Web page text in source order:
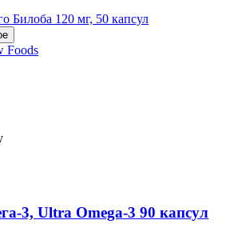
Foods
3, Ultra Omega-3 90 капсул